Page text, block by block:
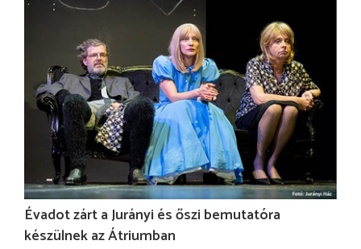
Évadot zárt a Jurányi és őszi bemutatóra
készülnek az Átriumban